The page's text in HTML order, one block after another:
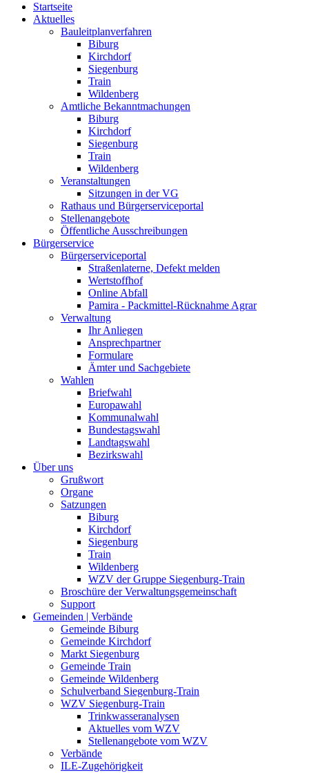
Startseite
Aktuelles
Bauleitplanverfahren
Biburg
Kirchdorf
Siegenburg
Train
Wildenberg
Amtliche Bekanntmachungen
Biburg
Kirchdorf
Siegenburg
Train
Wildenberg
Veranstaltungen
Sitzungen in der VG
Rathaus und Bürgerserviceportal
Stellenangebote
Öffentliche Ausschreibungen
Bürgerservice
Bürgerserviceportal
Straßenlaterne, Defekt melden
Wertstoffhof
Online Abfall
Pamira - Packmittel-Rücknahme Agrar
Verwaltung
Ihr Anliegen
Ansprechpartner
Formulare
Ämter und Sachgebiete
Wahlen
Briefwahl
Europawahl
Kommunalwahl
Bundestagswahl
Landtagswahl
Bezirkswahl
Über uns
Grußwort
Organe
Satzungen
Biburg
Kirchdorf
Siegenburg
Train
Wildenberg
WZV der Gruppe Siegenburg-Train
Broschüre der Verwaltungsgemeinschaft
Support
Gemeinden | Verbände
Gemeinde Biburg
Gemeinde Kirchdorf
Markt Siegenburg
Gemeinde Train
Gemeinde Wildenberg
Schulverband Siegenburg-Train
WZV Siegenburg-Train
Trinkwasseranalysen
Aktuelles vom WZV
Stellenangebote vom WZV
Verbände
ILE-Zugehörigkeit